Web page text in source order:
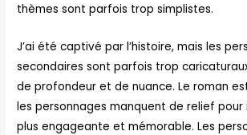
thèmes sont parfois trop simplistes.
J’ai été captivé par l’histoire, mais les
secondaires sont parfois trop
de profondeur et de nuance. Le roman
les personnages manquent de relief pour
plus engageante et mémorable. Les